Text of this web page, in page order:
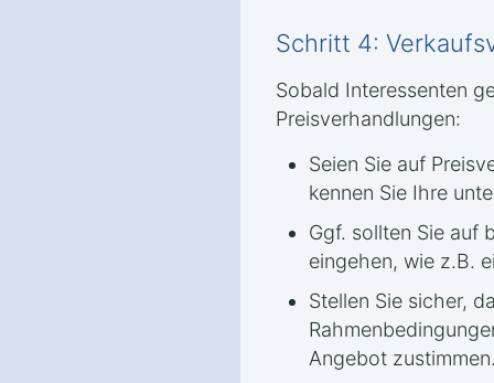
Schritt 4:
Sobald Interessenten
Preisverhandlungen:
Seien Sie auf
kennen Sie Ihre
Ggf. sollten Sie auf
eingehen, wie z.B.
Stellen Sie sicher,
Angebot